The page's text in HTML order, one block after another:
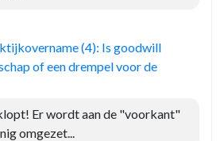
(4): Is goodwill
of een drempel voor de
Er wordt aan de "voorkant"
omgezet...